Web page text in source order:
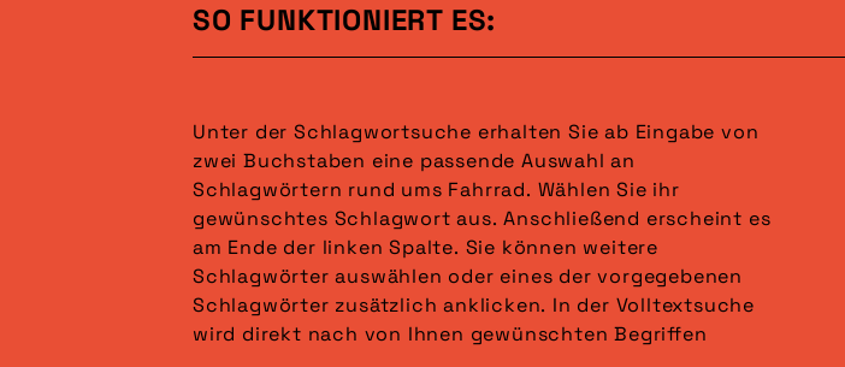
SO FUNKTIONIERT ES:
Unter der Schlagwortsuche erhalten Sie ab Eingabe von
zwei Buchstaben eine passende Auswahl an
Schlagwörtern rund ums Fahrrad. Wählen Sie ihr
gewünschtes Schlagwort aus. Anschließend erscheint es
am Ende der linken Spalte. Sie können weitere
Schlagwörter auswählen oder eines der vorgegebenen
Schlagwörter zusätzlich anklicken. In der Volltextsuche
wird direkt nach von Ihnen gewünschten Begriffen
gesucht. Wählen Sie anschließend in der dritten Spalte
das gewünschte Format (Mehrfach-Nennungen
möglich). Es sind bereits in der Vorauswahl alle Formate
ausgewählt. Im letzten Schritt steht die Auswahl der
gewünschten Sortierung an. Ihre Auswahl wird gefettet
angezeigt. Klicken Sie auf „Filter anwenden“ und